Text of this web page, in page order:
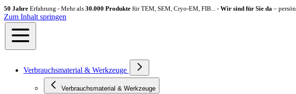
50 Jahre Erfahrung - Mehr als 30.000 Produkte für TEM, SEM, Cryo-EM, FIB... - Wir sind für Sie da –
Zum Inhalt springen
Verbrauchsmaterial & Werkzeuge
Verbrauchsmaterial & Werkzeuge